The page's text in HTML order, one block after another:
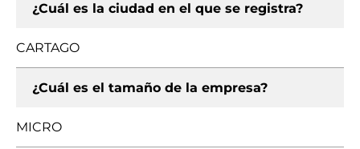
¿Cuál es la ciudad en el que se registra?
CARTAGO
¿Cuál es el tamaño de la empresa?
MICRO